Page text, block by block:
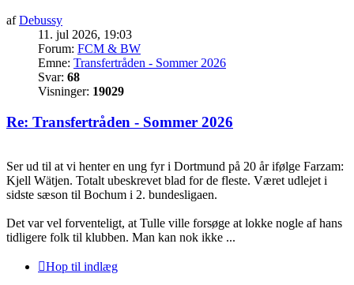
afDebussy
11. jul 2026, 19:03
Forum: FCM & BW
Emne: Transfertråden - Sommer 2026
Svar: 68
Visninger: 19029
Re: Transfertråden - Sommer 2026
Ser ud til at vi henter en ung fyr i Dortmund på 20 år ifølge Farzam:
Kjell Wätjen. Totalt ubeskrevet blad for de fleste. Været udlejet i
sidste sæson til Bochum i 2. bundesligaen.
Det var vel forventeligt, at Tulle ville forsøge at lokke nogle af hans
tidligere folk til klubben. Man kan nok ikke ...
Hop til indlæg